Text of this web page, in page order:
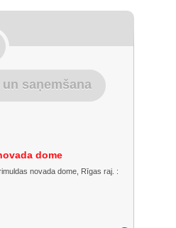
saņemšana
dome
novada dome, Rīgas raj. :